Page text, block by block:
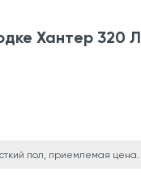
Хантер 320 Л
пол, приемлемая цена.